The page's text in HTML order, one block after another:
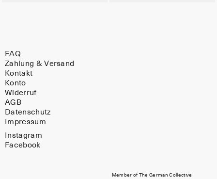
FAQ
Zahlung & Versand
Kontakt
Konto
Widerruf
AGB
Datenschutz
Impressum
Member of The German Collective
Instagram
Facebook